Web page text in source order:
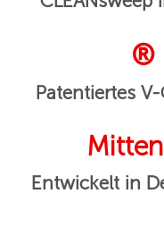
®
Patentiertes
Entwickelt in